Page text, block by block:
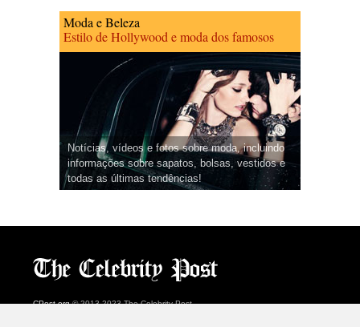
Moda e Beleza
Estilo de Hollywood e moda dos famosos
Notícias, vídeos e fotos sobre moda, incluindo
informações sobre sapatos, bolsas, vestidos e
todas as últimas tendências!
CPost.org© 2013-2023 The Celebrity Post.